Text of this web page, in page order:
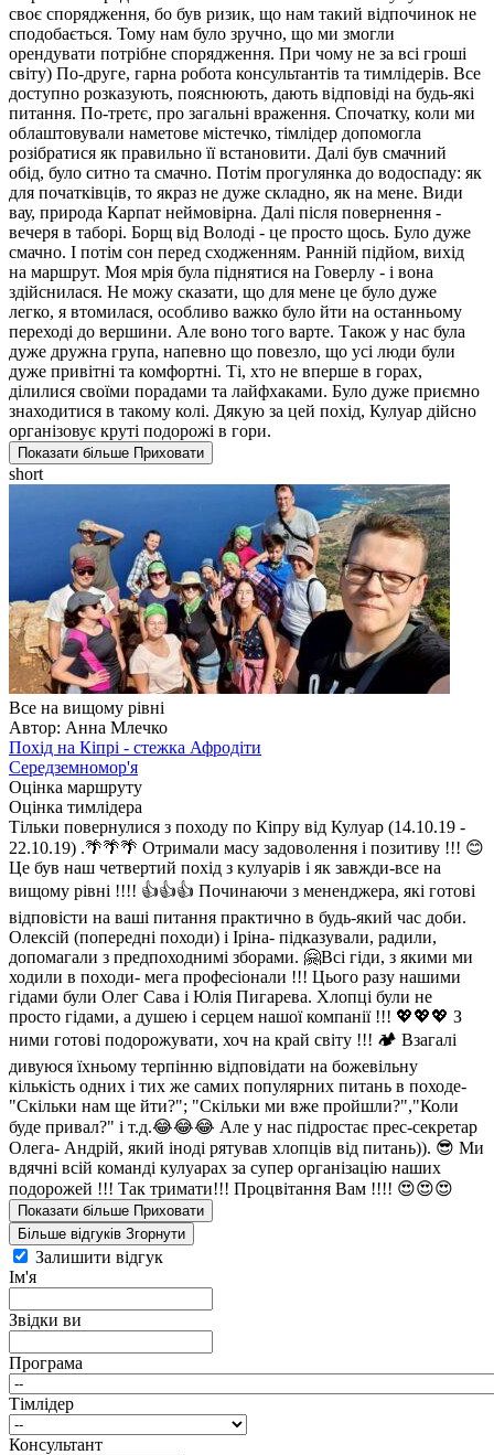
своє спорядження, бо був ризик, що нам такий відпочинок не
сподобається. Тому нам було зручно, що ми змогли
орендувати потрібне спорядження. При чому не за всі гроші
світу) По-друге, гарна робота консультантів та тимлідерів. Все
доступно розказують, пояснюють, дають відповіді на будь-які
питання. По-третє, про загальні враження. Спочатку, коли ми
облаштовували наметове містечко, тімлідер допомогла
розібратися як правильно її встановити. Далі був смачний
обід, було ситно та смачно. Потім прогулянка до водоспаду: як
для початківців, то якраз не дуже складно, як на мене. Види
вау, природа Карпат неймовірна. Далі після повернення -
вечеря в таборі. Борщ від Володі - це просто щось. Було дуже
смачно. І потім сон перед сходженням. Ранній підйом, вихід
на маршрут. Моя мрія була піднятися на Говерлу - і вона
здійснилася. Не можу сказати, що для мене це було дуже
легко, я втомилася, особливо важко було йти на останньому
переході до вершини. Але воно того варте. Також у нас була
дуже дружна група, напевно що повезло, що усі люди були
дуже привітні та комфортні. Ті, хто не вперше в горах,
ділилися своїми порадами та лайфхаками. Було дуже приємно
знаходитися в такому колі. Дякую за цей похід, Кулуар дійсно
організовує круті подорожі в гори.
Показати більше Приховати
short
Все на вищому рівні
Автор: Анна Млечко
Похід на Кіпрі - стежка Афродіти
Середземномор'я
Оцінка маршруту
Оцінка тимлідера
Тільки повернулися з походу по Кіпру від Кулуар (14.10.19 -
22.10.19) .🌴🌴🌴 Отримали масу задоволення і позитиву !!! 😊
Це був наш четвертий похід з кулуарів і як завжди-все на
вищому рівні !!!! 👍👍👍 Починаючи з мененджера, які готові
відповісти на ваші питання практично в будь-який час доби.
Олексій (попередні походи) і Іріна- підказували, радили,
допомагали з предпоходнимі зборами. 🤗Всі гіди, з якими ми
ходили в походи- мега професіонали !!! Цього разу нашими
гідами були Олег Сава і Юлія Пигарева. Хлопці були не
просто гідами, а душею і серцем нашої компанії !!! 💖💖💖 З
ними готові подорожувати, хоч на край світу !!! 🏕 Взагалі
дивуюся їхньому терпінню відповідати на божевільну
кількість одних і тих же самих популярних питань в походе-
"Скільки нам ще йти?"; "Скільки ми вже пройшли?","Коли
буде привал?" і т.д.😂😂😂 Але у нас підростає прес-секретар
Олега- Андрій, який іноді рятував хлопців від питань)). 😎 Ми
вдячні всій команді кулуарах за супер організацію наших
подорожей !!! Так тримати!!! Процвітання Вам !!!! 😍😍😍
Показати більше Приховати
Більше відгуків Згорнути
Залишити відгук
Ім'я
Звідки ви
Програма
Тімлідер
Консультант